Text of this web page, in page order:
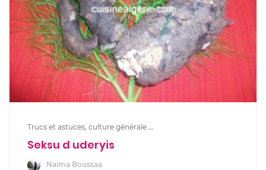
Trucs et astuces, culture générale ...
Seksu d uderyis
Naima Boussaa